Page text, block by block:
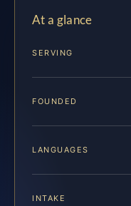
At a glance
SERVING
FOUNDED
LANGUAGES
INTAKE